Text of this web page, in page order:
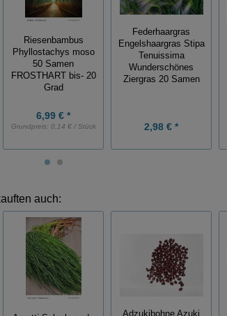
Riesenbambus
Phyllostachys moso
50 Samen
FROSTHART bis- 20
Grad
6,99 € *
Grundpreis: 0,14 € / Stück
Federhaargras
Engelshaargras Stipa
Tenuissima
Wunderschönes
Ziergras 20 Samen
2,98 € *
auch:
Adzukibohne Azuki